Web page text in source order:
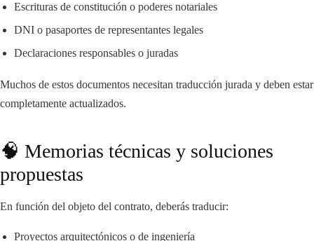
Escrituras de constitución o poderes notariales
DNI o pasaportes de representantes legales
Declaraciones responsables o juradas
Muchos de estos documentos necesitan traducción jurada y deben estar
completamente actualizados.
🧠 Memorias técnicas y soluciones
propuestas
En función del objeto del contrato, deberás traducir:
Proyectos arquitectónicos o de ingeniería